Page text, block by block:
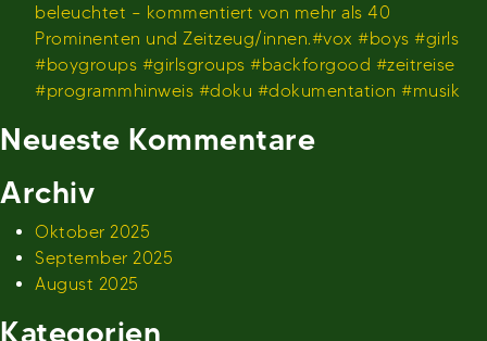
beleuchtet – kommentiert von mehr als 40
Prominenten und Zeitzeug/innen.#vox #boys #girls
#boygroups #girlsgroups #backforgood #zeitreise
#programmhinweis #doku #dokumentation #musik
Neueste Kommentare
Archiv
Oktober 2025
September 2025
August 2025
Kategorien